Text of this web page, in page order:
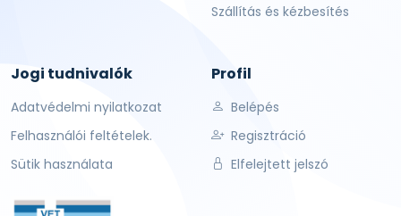
Szállítás és kézbesítés
Jogi tudnivalók
Adatvédelmi nyilatkozat
Felhasználói feltételek.
Sütik használata
Profil
Belépés
Regisztráció
Elfelejtett jelszó